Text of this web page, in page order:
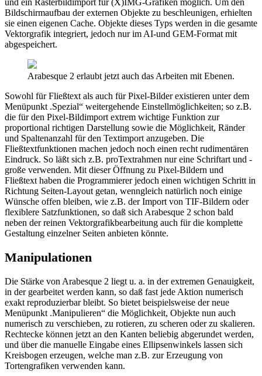
und ein Rasterbildimport für (X)IMG-Grafiken möglich. Um den
Bildschirmaufbau der externen Objekte zu beschleunigen, erhielten
sie einen eigenen Cache. Objekte dieses Typs werden in die gesamte
Vektorgrafik integriert, jedoch nur im AI-und GEM-Format mit
abgespeichert.
Arabesque 2 erlaubt jetzt auch das Arbeiten mit Ebenen.
Sowohl für Fließtext als auch für Pixel-Bilder existieren unter dem
Menüpunkt .Spezial“ weitergehende Einstellmöglichkeiten; so z.B.
die für den Pixel-Bildimport extrem wichtige Funktion zur
proportional richtigen Darstellung sowie die Möglichkeit, Ränder
und Spaltenanzahl für den Textimport anzugeben. Die
Fließtextfunktionen machen jedoch noch einen recht rudimentären
Eindruck. So läßt sich z.B. proTextrahmen nur eine Schriftart und -
große verwenden. Mit dieser Öffnung zu Pixel-Bildern und
Fließtext haben die Programmierer jedoch einen wichtigen Schritt in
Richtung Seiten-Layout getan, wenngleich natürlich noch einige
Wünsche offen bleiben, wie z.B. der Import von TIF-Bildern oder
flexiblere Satzfunktionen, so daß sich Arabesque 2 schon bald
neben der reinen Vektorgrafikbearbeitung auch für die komplette
Gestaltung einzelner Seiten anbieten könnte.
Manipulationen
Die Stärke von Arabesque 2 liegt u. a. in der extremen Genauigkeit,
in der gearbeitet werden kann, so daß fast jede Aktion numerisch
exakt reproduzierbar bleibt. So bietet beispielsweise der neue
Menüpunkt .Manipulieren“ die Möglichkeit, Objekte nun auch
numerisch zu verschieben, zu rotieren, zu scheren oder zu skalieren.
Rechtecke können jetzt an den Kanten beliebig abgerundet werden,
und über die manuelle Eingabe eines Ellipsenwinkels lassen sich
Kreisbogen erzeugen, welche man z.B. zur Erzeugung von
Tortengrafiken verwenden kann.